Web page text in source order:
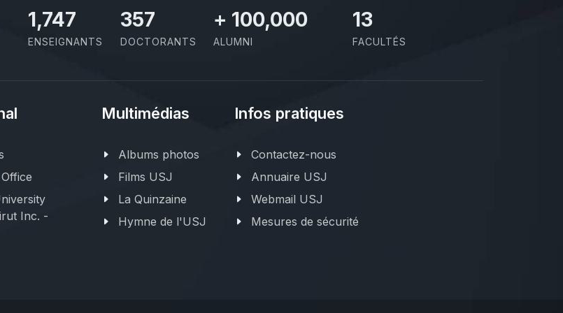
2,029
ENSEIGNANTS
414
DOCTORANTS
+ 100,000
ALUMNI
13
FACULTÉS
Inc. -
Multimédias
Albums photos
Films USJ
La Quinzaine
Hymne de l'USJ
Infos pratiques
Contactez-nous
Annuaire USJ
Webmail USJ
Mesures de sécurité